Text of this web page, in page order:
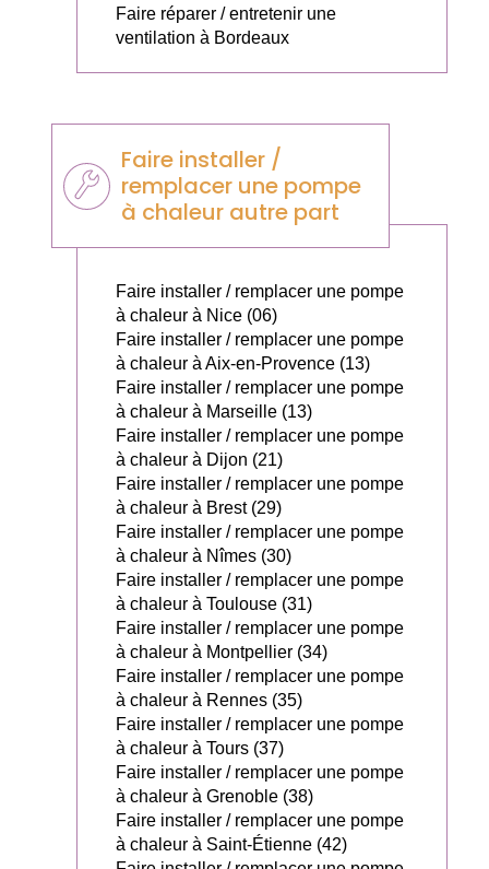
Faire réparer / entretenir une
ventilation à Bordeaux
Faire installer /
remplacer une pompe
à chaleur autre part
Faire installer / remplacer une pompe
à chaleur à Nice (06)
Faire installer / remplacer une pompe
à chaleur à Aix-en-Provence (13)
Faire installer / remplacer une pompe
à chaleur à Marseille (13)
Faire installer / remplacer une pompe
à chaleur à Dijon (21)
Faire installer / remplacer une pompe
à chaleur à Brest (29)
Faire installer / remplacer une pompe
à chaleur à Nîmes (30)
Faire installer / remplacer une pompe
à chaleur à Toulouse (31)
Faire installer / remplacer une pompe
à chaleur à Montpellier (34)
Faire installer / remplacer une pompe
à chaleur à Rennes (35)
Faire installer / remplacer une pompe
à chaleur à Tours (37)
Faire installer / remplacer une pompe
à chaleur à Grenoble (38)
Faire installer / remplacer une pompe
à chaleur à Saint-Étienne (42)